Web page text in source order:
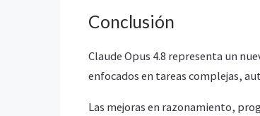
Conclusión
Claude Opus 4.8 representa un
enfocados en tareas complejas,
Las mejoras en razonamiento,